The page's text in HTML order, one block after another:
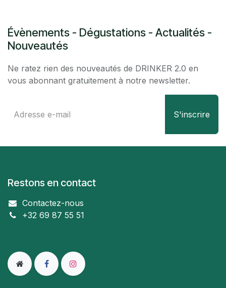
Évènements - Dégustations - Actualités -
Nouveautés
Ne ratez rien des nouveautés de DRINKER 2.0 en
vous abonnant gratuitement à notre newsletter.
S'inscrire
Restons en contact
Contactez-nous
+32 69 87 55 51